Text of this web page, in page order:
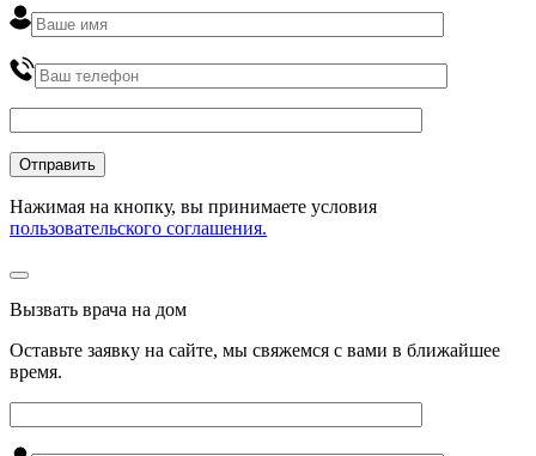
Нажимая на кнопку, вы принимаете условия
пользовательского соглашения.
Вызвать врача на дом
Оставьте заявку на сайте, мы свяжемся с вами в ближайшее
время.